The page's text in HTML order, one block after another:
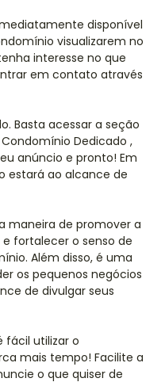
disponível
visualizarem no
interesse no que
em contato através
Basta acessar a seção
Dedicado ,
anúncio e pronto! Em
estará ao alcance de
maneira de promover a
fortalecer o senso de
Além disso, é uma
os pequenos negócios
de divulgar seus
fácil utilizar o
mais tempo! Facilite a
o que quiser de